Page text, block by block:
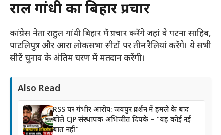
राहुल गांधी का बिहार प्रचार
कांग्रेस नेता राहुल गांधी बिहार में प्रचार करेंगे जहां वे पटना साहिब,
पाटलिपुत्र और आरा लोकसभा सीटों पर तीन रैलियां करेंगे। ये सभी
सीटें चुनाव के अंतिम चरण में मतदान करेंगी।
Also Read
RSS पर गंभीर आरोप: जयपुर प्रदर्शन में हमले के बाद
बोले CJP संस्थापक अभिजीत दिपके – “यह कोई नई
बात नहीं”